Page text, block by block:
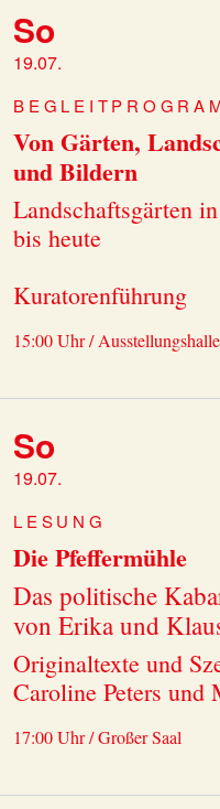
So
19.07.
Von Gärten,
und Bildern
Landschaftsgärten
bis heute
Kuratorenführung
15:00 Uhr / Ausstellungshalle
So
19.07.
LESUNG
Die Pfeffermühle
Das politische
von Erika und
Originaltexte und
Caroline Peters und
17:00 Uhr / Großer Saal